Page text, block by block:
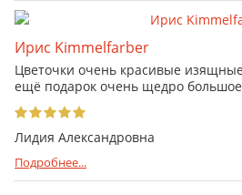
Ирис Kimmelfarber
Цветочки очень красивые
ещё подарок очень щедро
Лидия Александровна
Подробнее...